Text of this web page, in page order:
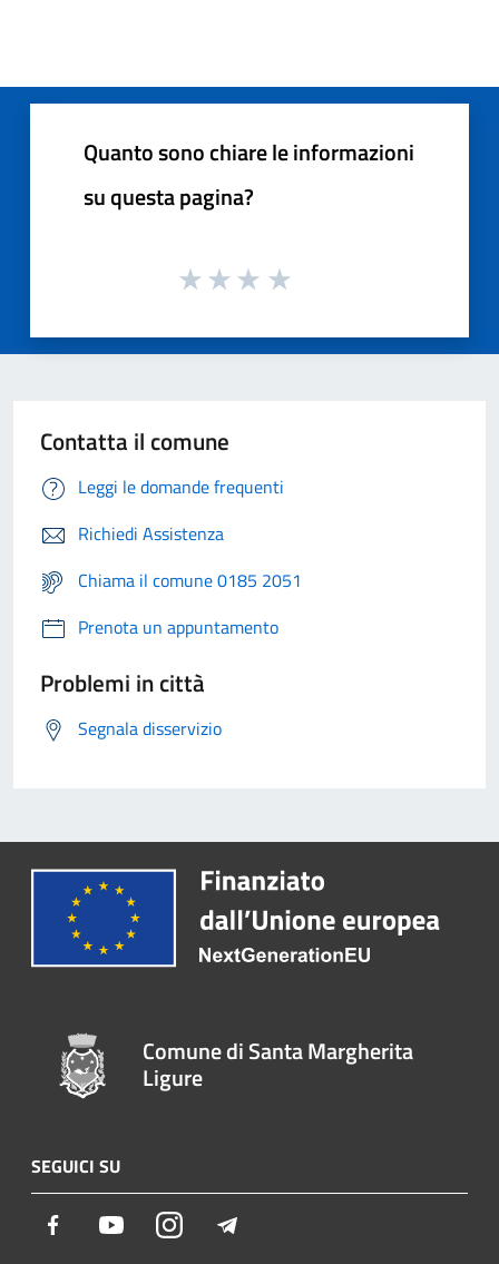
Quanto sono chiare le informazioni
su questa pagina?
Contatta il comune
Leggi le domande frequenti
Richiedi Assistenza
Chiama il comune 0185 2051
Prenota un appuntamento
Problemi in città
Segnala disservizio
Comune di Santa Margherita
Ligure
SEGUICI SU
Facebook YoutubeInstagram